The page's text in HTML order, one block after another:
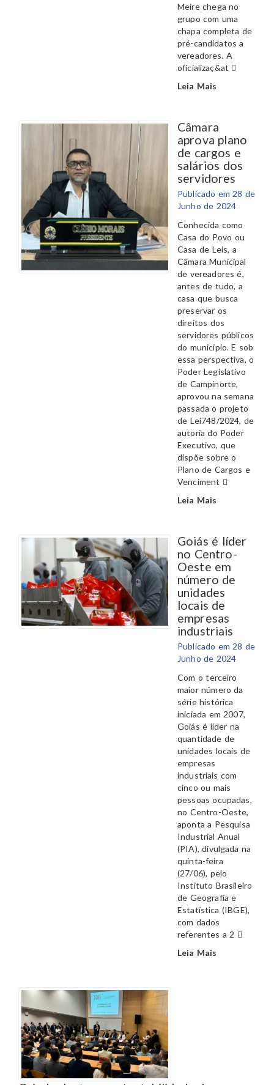
Meire chega no
grupo com uma
chapa completa de
pré-candidatos a
vereadores. A
oficializaç&at
Leia Mais
Câmara
aprova plano
de cargos e
salários dos
servidores
Publicado em 28 de
Junho de 2024
Conhecida como
Casa do Povo ou
Casa de Leis, a
Câmara Municipal
de vereadores é,
antes de tudo, a
casa que busca
preservar os
direitos dos
servidores públicos
do município. E sob
essa perspectiva, o
Poder Legislativo
de Campinorte,
aprovou na semana
passada o projeto
de Lei748/2024, de
autoria do Poder
Executivo, que
dispõe sobre o
Plano de Cargos e
Venciment
Leia Mais
Goiás é líder
no Centro-
Oeste em
número de
unidades
locais de
empresas
industriais
Publicado em 28 de
Junho de 2024
Com o terceiro
maior número da
série histórica
iniciada em 2007,
Goiás é líder na
quantidade de
unidades locais de
empresas
industriais com
cinco ou mais
pessoas ocupadas,
no Centro-Oeste,
aponta a Pesquisa
Industrial Anual
(PIA), divulgada na
quinta-feira
(27/06), pelo
Instituto Brasileiro
de Geografia e
Estatística (IBGE),
com dados
referentes a 2
Leia Mais